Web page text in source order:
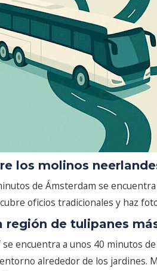
los molinos
de Ámsterdam se
oficios tradicionales y haz
región de tulipanes
encuentra a unos 40 minutos
alrededor de los jardines.